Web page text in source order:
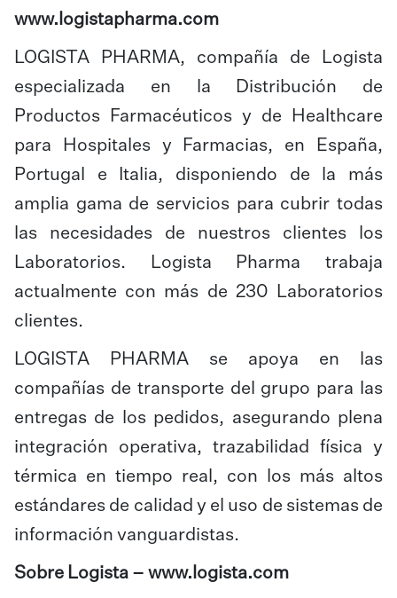
www.logistapharma.com
LOGISTA PHARMA, compañía de Logista
especializada en la Distribución de
Productos Farmacéuticos y de Healthcare
para Hospitales y Farmacias, en España,
Portugal e Italia, disponiendo de la más
amplia gama de servicios para cubrir todas
las necesidades de nuestros clientes los
Laboratorios. Logista Pharma trabaja
actualmente con más de 230 Laboratorios
clientes.
LOGISTA PHARMA se apoya en las
compañías de transporte del grupo para las
entregas de los pedidos, asegurando plena
integración operativa, trazabilidad física y
térmica en tiempo real, con los más altos
estándares de calidad y el uso de sistemas de
información vanguardistas.
Sobre Logista – www.logista.com